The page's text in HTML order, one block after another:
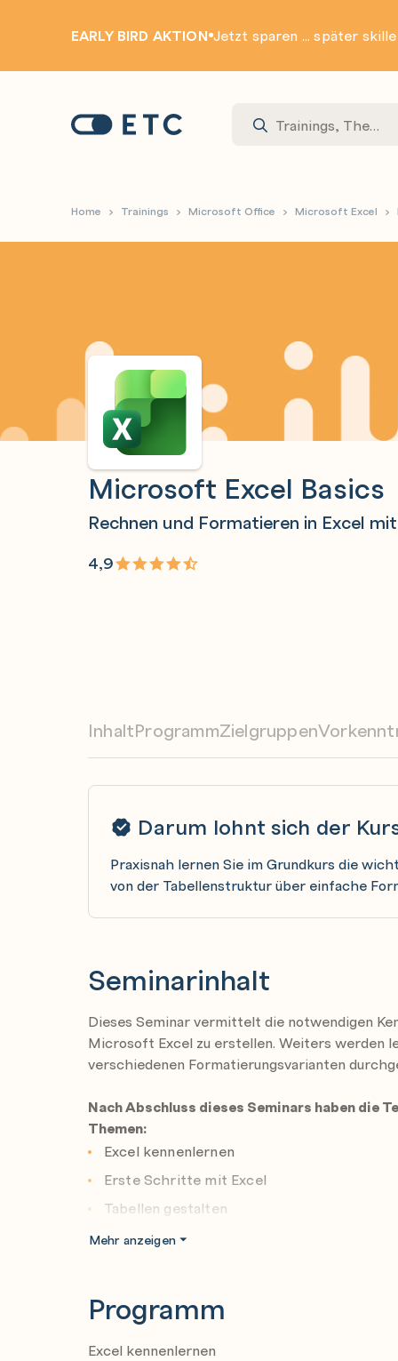
EARLY BIRD AKTION Jetzt sparen ... später
Startseite: ETC
Home Trainings Microsoft Office Microsoft Excel
Microsoft Excel Basics
Rechnen und Formatieren in Excel
4,9
InhaltProgrammZielgruppen
Darum lohnt sich der
Praxisnah lernen Sie im Grundkurs die
von der Tabellenstruktur über einfache
Seminarinhalt
Dieses Seminar vermittelt die notwendigen
Microsoft Excel zu erstellen. Weiters werden
verschiedenen Formatierungsvarianten
Nach Abschluss dieses Seminars haben die
Themen:
Excel kennenlernen
Erste Schritte mit Excel
Tabellen gestalten
Die Tabellenstruktur ändern
Diagramme erstellen
Tabellenblätter drucken
Mehr anzeigen
Programm
Excel kennenlernen